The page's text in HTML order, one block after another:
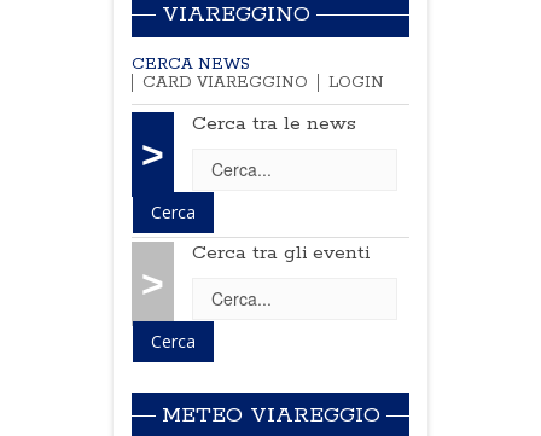
VIAREGGINO
CERCA NEWS
CARD VIAREGGINO
LOGIN
>
Cerca tra le news
>
Cerca tra gli eventi
METEO VIAREGGIO